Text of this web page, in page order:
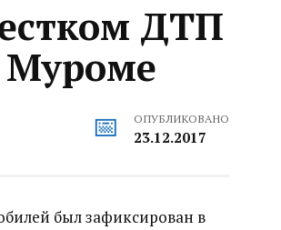
ДТП
Муроме
ОПУБЛИКОВАНО
23.12.2017
был зафиксирован в